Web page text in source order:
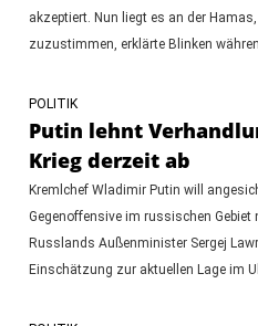
akzeptiert. Nun liegt es an der
zuzustimmen, erklärte Blinken
POLITIK
Putin lehnt
Krieg derzeit ab
Kremlchef Wladimir Putin will
Gegenoffensive im russischen
Russlands Außenminister Sergej
Einschätzung zur aktuellen Lage im